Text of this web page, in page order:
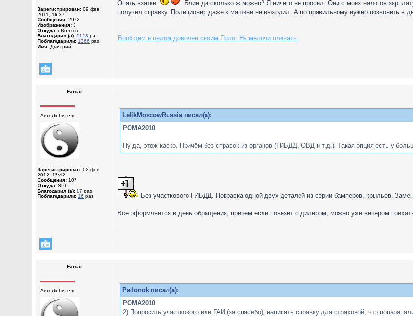
Зарегистрирован: 09 фев
2011, 16:37
Сообщения: 2972
Изображения: 3
Откуда: г.Волхов
Благодарил (а): 2128 раз.
Поблагодарили: 1366 раз.
Имя: Дмитрий
Опять взятки.
Блин да сколько ж можно? Я ничего не просил. Они с моих налогов
получил справку. Полиционер даже к машине не выходил. А по правильному нужно позвонить в
Вообщем и целом доволен своим Поло. На мелочи плевать.
Farxat
АвтоЛюбитель
Зарегистрирован: 02 фев
2012, 15:42
Сообщения: 107
Откуда: SPb
Благодарил (а): 17 раз.
Поблагодарили: 16 раз.
LelikMoscowRussia писал(а):
POMA2010
Ну да, этож каско. Причём без справок из органов (ГИБДД, ОВД и т.д.). Такая опция есть у
Без участкового-ГИБДД. Покраска одной-двух деталей из серии бамперов, крыльев.
Все оформляется в день обращения, причем если повезет с дилером, можно уже вечером
Farxat
АвтоЛюбитель
Padonok писал(а):
POMA2010
2) Попросить участкового или ГАИ (за спасибо), написать справку для страховой, что